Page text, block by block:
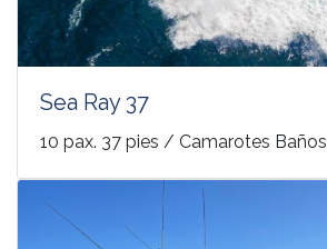
Sea Ray 37
10 pax. 37 pies / Camarotes Baños